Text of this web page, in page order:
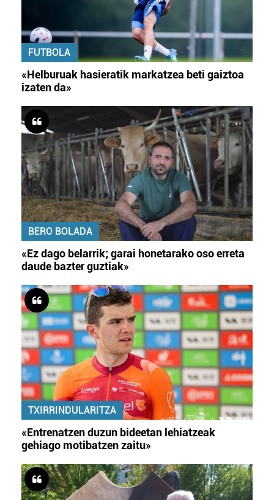
FUTBOLA
«Helburuak hasieratik markatzea beti gaiztoa
izaten da»
BERO BOLADA
«Ez dago belarrik; garai honetarako oso erreta
daude bazter guztiak»
TXIRRINDULARITZA
«Entrenatzen duzun bideetan lehiatzeak
gehiago motibatzen zaitu»